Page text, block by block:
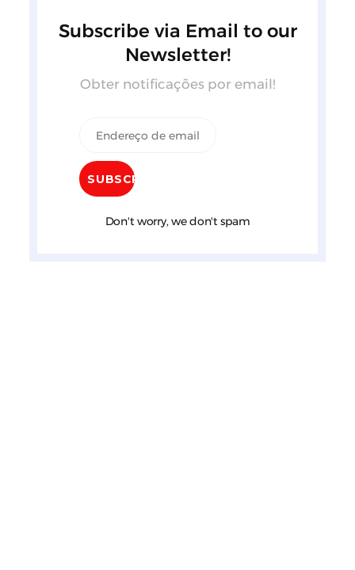
Subscribe via Email to our
Newsletter!
Obter notificações por email!
Don't worry, we don't spam